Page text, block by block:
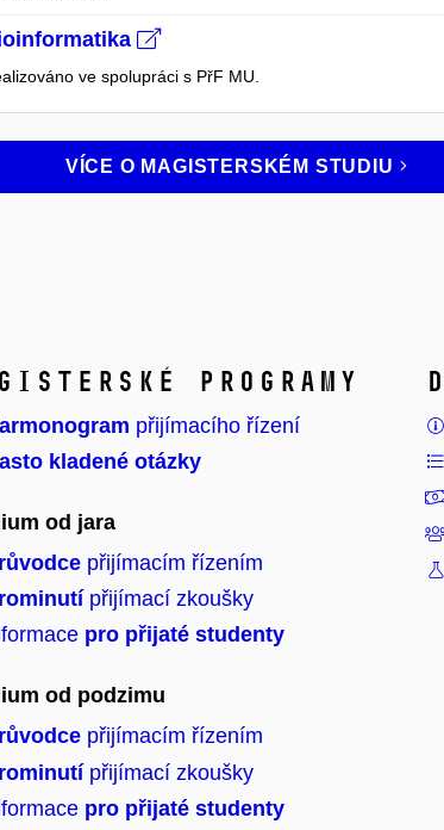
ve spolupráci s PřF MU.
VÍCE O MAGISTERSKÉM STUDIU
programy
přijímacího řízení
kladené otázky
od jara
přijímacím řízením
přijímací zkoušky
pro přijaté studenty
od podzimu
přijímacím řízením
přijímací zkoušky
pro přijaté studenty